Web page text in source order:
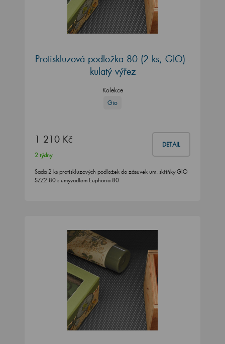
Protiskluzová podložka 80 (2 ks, GIO) -
kulatý výřez
Kolekce
Gio
1 210 Kč DETAIL
2 týdny
Sada 2 ks protiskluzových podložek do zásuvek um. skříňky GIO
SZZ2 80 s umyvadlem Euphoria 80